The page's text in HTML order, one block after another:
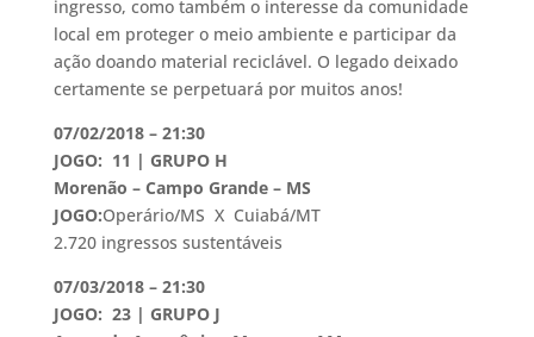
ingresso, como também o interesse da comunidade
local em proteger o meio ambiente e participar da
ação doando material reciclável. O legado deixado
certamente se perpetuará por muitos anos!
07/02/2018 – 21:30
JOGO: 11 | GRUPO H
Morenão – Campo Grande – MS
JOGO:Operário/MS X Cuiabá/MT
2.720 ingressos sustentáveis
07/03/2018 – 21:30
JOGO: 23 | GRUPO J